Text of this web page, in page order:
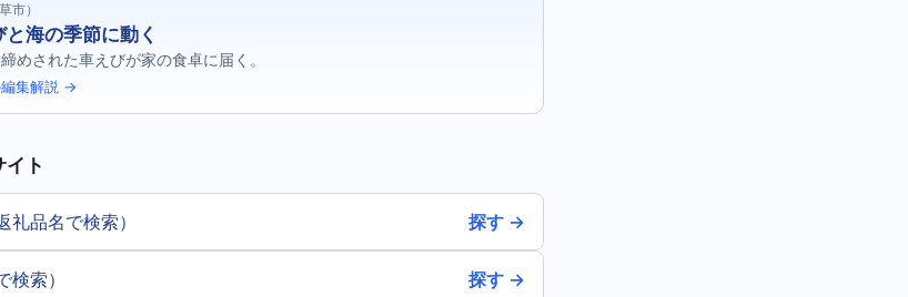
市）
海の季節に動く
めされた車えびが家の食卓に届く。
編集解説 →
ト
品名で検索） 探す →
索） 探す →